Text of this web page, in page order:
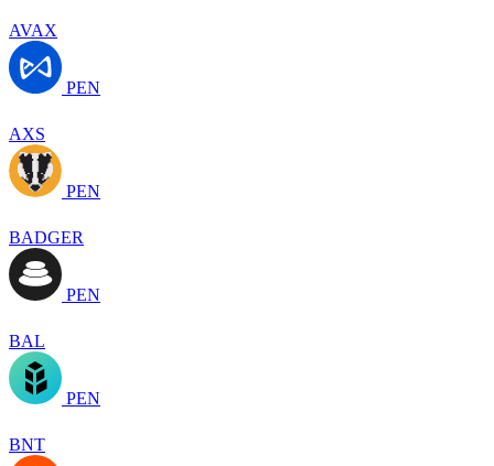
AVAX
PEN
AXS
PEN
BADGER
PEN
BAL
PEN
BNT